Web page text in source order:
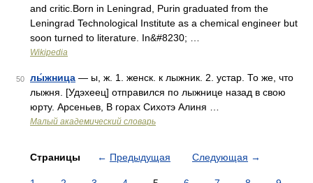
and critic.Born in Leningrad, Purin graduated from the
Leningrad Technological Institute as a chemical engineer but
soon turned to literature. In&#8230; …
Wikipedia
50 лы́жница — ы, ж. 1. женск. к лыжник. 2. устар. То же, что
лыжня. [Удэхеец] отправился по лыжнице назад в свою
юрту. Арсеньев, В горах Сихотэ Алиня …
Малый академический словарь
Страницы ← Предыдущая Следующая →